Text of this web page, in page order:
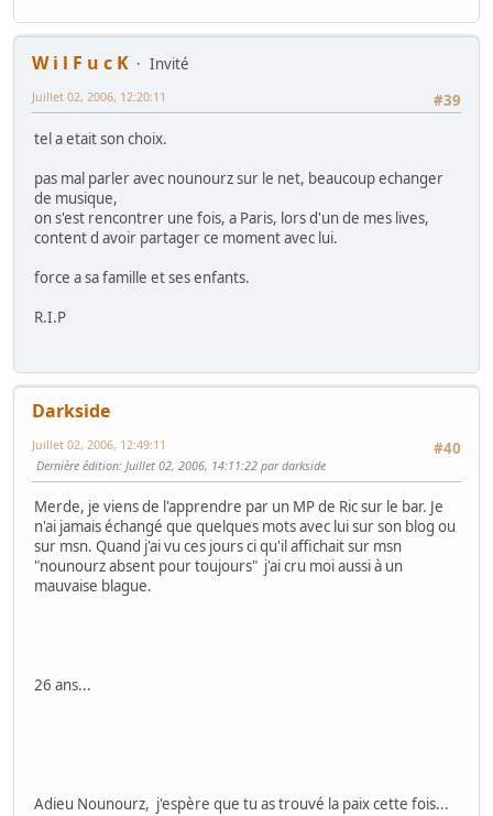
W i l F u c K
Invité
#39
Juillet 02, 2006, 12:20:11
tel a etait son choix.
pas mal parler avec nounourz sur le net, beaucoup echanger
de musique,
on s'est rencontrer une fois, a Paris, lors d'un de mes lives,
content d avoir partager ce moment avec lui.
force a sa famille et ses enfants.
R.I.P
Darkside
#40
Juillet 02, 2006, 12:49:11
Dernière édition: Juillet 02, 2006, 14:11:22 par darkside
Merde, je viens de l'apprendre par un MP de Ric sur le bar. Je
n'ai jamais échangé que quelques mots avec lui sur son blog ou
sur msn. Quand j'ai vu ces jours ci qu'il affichait sur msn
"nounourz absent pour toujours" j'ai cru moi aussi à un
mauvaise blague.
26 ans...
Adieu Nounourz, j'espère que tu as trouvé la paix cette fois...